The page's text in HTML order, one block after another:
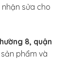
sửa cho
8, quận
phẩm và